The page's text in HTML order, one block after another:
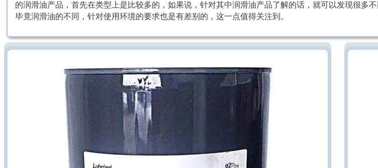
的润滑油产品，首先在类型上是比较多的，如果说，针对其中润滑油产品了解的话，就可以发现很多
毕竟润滑油的不同，针对使用环境的要求也是有差别的，这一点值得关注到。